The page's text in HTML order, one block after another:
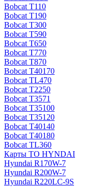
Bobcat T110
Bobcat T190
Bobcat T300
Bobcat T590
Bobcat T650
Bobcat T770
Bobcat T870
Bobcat T40170
Bobcat TL470
Bobcat Т2250
Bobcat Т3571
Bobcat Т35100
Bobcat Т35120
Bobcat Т40140
Bobcat Т40180
Bobcat ТL360
Карты ТО HYNDAI
Hyundai R170W-7
Hyundai R200W-7
Hyundai R220LC-9S